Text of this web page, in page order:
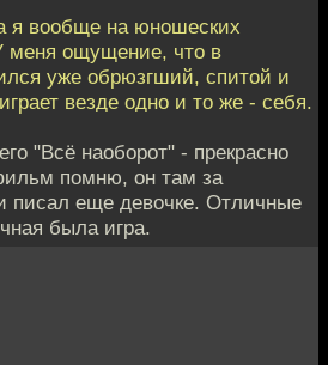
я вообще на юношеских
меня ощущение, что в
уже обрюзгший, спитой и
везде одно и то же - себя.
"Всё наоборот" - прекрасно
помню, он там за
писал еще девочке. Отличные
была игра.